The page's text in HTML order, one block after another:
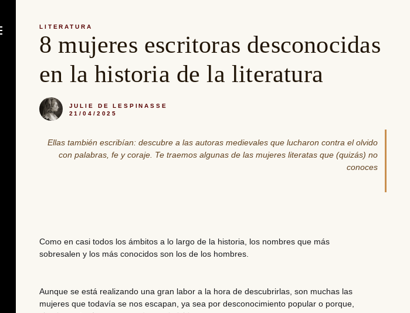
LITERATURA
8 mujeres escritoras desconocidas
en la historia de la literatura
JULIE DE LESPINASSE
21/04/2025
Ellas también escribían: descubre a las autoras medievales que lucharon contra el olvido
con palabras, fe y coraje. Te traemos algunas de las mujeres literatas que (quizás) no
conoces
Como en casi todos los ámbitos a lo largo de la historia, los nombres que más
sobresalen y los más conocidos son los de los hombres.
Aunque se está realizando una gran labor a la hora de descubrirlas, son muchas las
mujeres que todavía se nos escapan , ya sea por desconocimiento popular o porque,